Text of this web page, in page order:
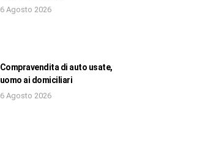
6 Agosto 2026
Compravendita di auto usate,
uomo ai domiciliari
6 Agosto 2026